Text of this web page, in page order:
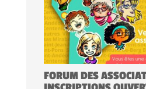
FORUM DES